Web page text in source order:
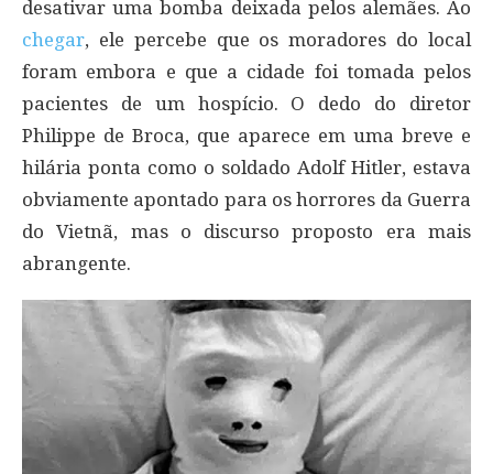
desativar uma bomba deixada pelos alemães. Ao
chegar, ele percebe que os moradores do local
foram embora e que a cidade foi tomada pelos
pacientes de um hospício. O dedo do diretor
Philippe de Broca, que aparece em uma breve e
hilária ponta como o soldado Adolf Hitler, estava
obviamente apontado para os horrores da Guerra
do Vietnã, mas o discurso proposto era mais
abrangente.